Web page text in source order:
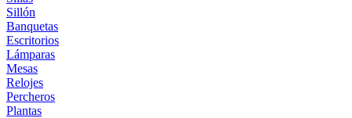
Sillón
Banquetas
Escritorios
Lámparas
Mesas
Relojes
Percheros
Plantas